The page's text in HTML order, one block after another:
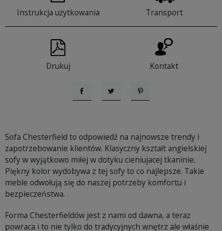
Instrukcja użytkowania Transport
Drukuj Kontakt
UdostępnijTweetujPinterest
Sofa Chesterfield to odpowiedź na najnowsze trendy i
zapotrzebowanie klientów. Klasyczny kształt angielskiej
sofy w wyjątkowo miłej w dotyku cieniujacej tkaninie.
Piękny kolor wydobywa z tej sofy to co najlepsze. Takie
meble odwołują się do naszej potrzeby komfortu i
bezpieczeństwa.
Forma Chesterfieldów jest z nami od dawna, a teraz
powraca i to nie tylko do tradycyjnych wnętrz ale właśnie